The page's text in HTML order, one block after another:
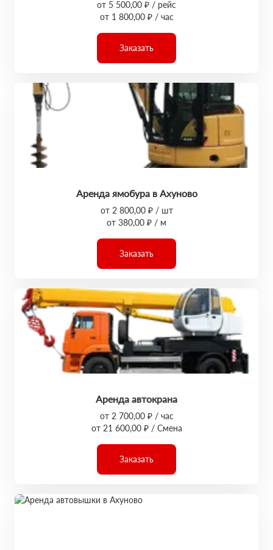
от 5 500,00 ₽ / рейс
от 1 800,00 ₽ / час
Заказать
Аренда ямобура в Ахуново
от 2 800,00 ₽ / шт
от 380,00 ₽ / м
Заказать
Аренда автокрана
от 2 700,00 ₽ / час
от 21 600,00 ₽ / Смена
Заказать